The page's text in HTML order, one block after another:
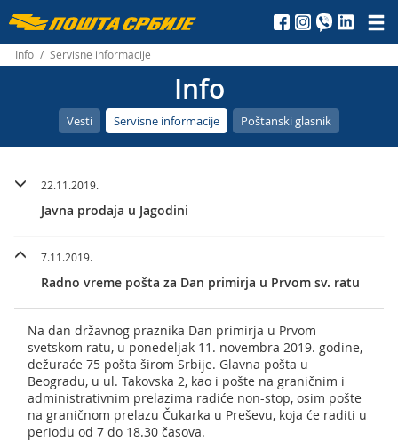
Пошта
Србије
д.о.о.
Info / Servisne informacije
Info
Vesti Servisne informacije Poštanski glasnik
22.11.2019.
Javna prodaja u Jagodini
7.11.2019.
Radno vreme pošta za Dan primirja u Prvom sv. ratu
Na dan državnog praznika Dan primirja u Prvom
svetskom ratu, u ponedeljak 11. novembra 2019. godine,
dežuraće 75 pošta širom Srbije. Glavna pošta u
Beogradu, u ul. Takovska 2, kao i pošte na graničnim i
administrativnim prelazima radiće non-stop, osim pošte
na graničnom prelazu Čukarka u Preševu, koja će raditi u
periodu od 7 do 18.30 časova.